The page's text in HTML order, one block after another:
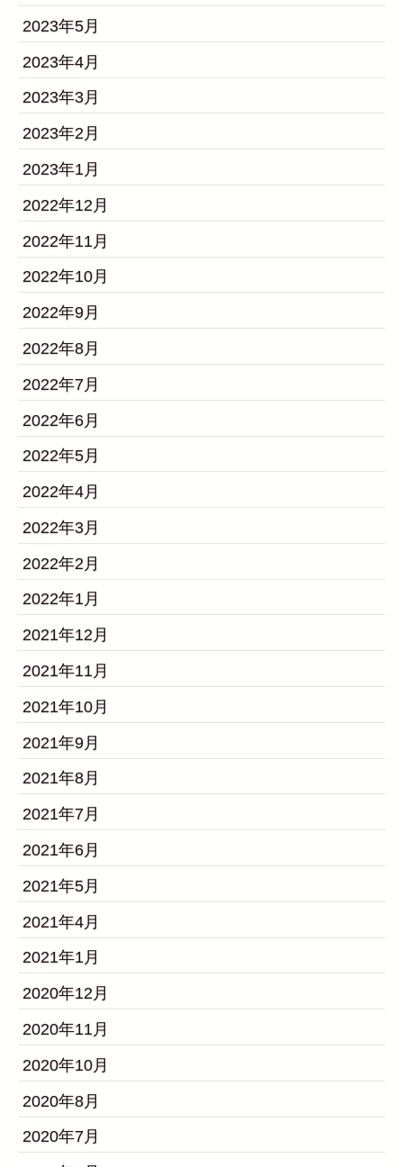
2023年5月
2023年4月
2023年3月
2023年2月
2023年1月
2022年12月
2022年11月
2022年10月
2022年9月
2022年8月
2022年7月
2022年6月
2022年5月
2022年4月
2022年3月
2022年2月
2022年1月
2021年12月
2021年11月
2021年10月
2021年9月
2021年8月
2021年7月
2021年6月
2021年5月
2021年4月
2021年1月
2020年12月
2020年11月
2020年10月
2020年8月
2020年7月